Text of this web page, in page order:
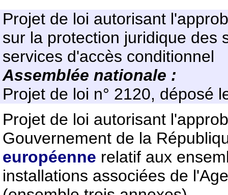
Projet de loi autorisant
sur la protection juridique des
services d'accès conditionnel
Assemblée nationale :
Projet de loi n° 2120,
Projet de loi autorisant
Gouvernement de la
européenne relatif aux
installations associées de